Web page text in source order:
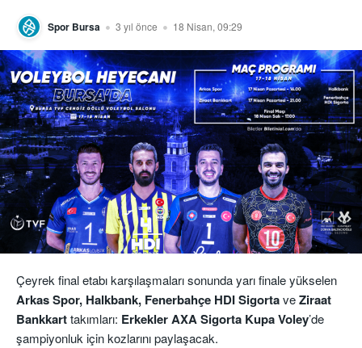
Spor Bursa 3 yıl önce 18 Nisan, 09:29
Çeyrek final etabı karşılaşmaları sonunda yarı finale yükselen
Arkas Spor, Halkbank, Fenerbahçe HDI SigortaveZiraat
Bankkarttakımları: Erkekler AXA Sigorta Kupa Voley’de
şampiyonluk için kozlarını paylaşacak.